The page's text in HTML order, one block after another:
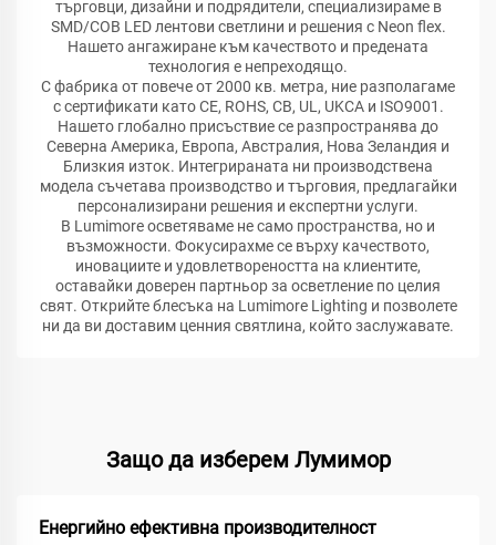
търговци, дизайни и подрядители, специализираме в
SMD/COB LED лентови светлини и решения с Neon flex.
Нашето ангажиране към качеството и предената
технология е непреходящо.
С фабрика от повече от 2000 кв. метра, ние разполагаме
с сертификати като CE, ROHS, CB, UL, UKCA и ISO9001.
Нашето глобално присъствие се разпространява до
Северна Америка, Европа, Австралия, Нова Зеландия и
Близкия изток. Интегрираната ни производствена
модела съчетава производство и търговия, предлагайки
персонализирани решения и експертни услуги.
В Lumimore осветяваме не само пространства, но и
възможности. Фокусирахме се върху качеството,
иновациите и удовлетвореността на клиентите,
оставайки доверен партньор за осветление по целия
свят. Открийте блесъка на Lumimore Lighting и позволете
ни да ви доставим ценния святлина, който заслужавате.
Защо да изберем Лумимор
Енергийно ефективна производителност